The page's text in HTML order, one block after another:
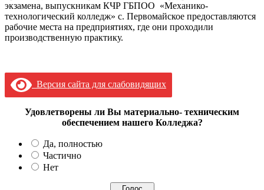
экзамена, выпускникам КЧР ГБПОО «Механико-
технологический колледж» с. Первомайское предоставляются
рабочие места на предприятиях, где они проходили
производственную практику.
Версия сайта для слабовидящих
Удовлетворены ли Вы материально- техническим
обеспечением нашего Колледжа?
Да, полностью
Частично
Нет